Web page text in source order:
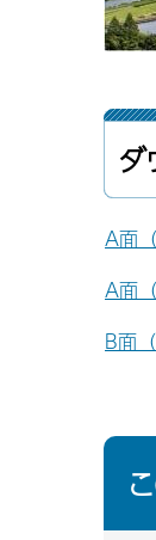
ダ
A面
A面
B面